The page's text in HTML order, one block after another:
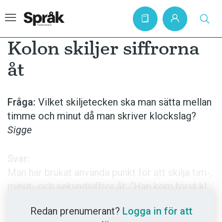
Artiklar
Krönikor
Språkfrågor
Podden
Kolon skiljer siffrorna
åt
Fråga: Vilket skiljetecken ska man sätta mellan
timme och minut då man skriver klockslag?
Sigge
minut-­ och sekundsiffror åt: ”Han kom först kl.
blir det allt vanligare med det internationella
Redan prenumerant? Logga in för att